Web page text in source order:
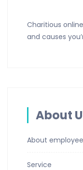
Charitious
and causes
About
About employee
Service